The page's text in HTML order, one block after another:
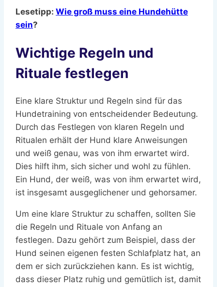
Lesetipp: Wie groß muss eine Hundehütte
sein?
Wichtige Regeln und
Rituale festlegen
Eine klare Struktur und Regeln sind für das
Hundetraining von entscheidender Bedeutung.
Durch das Festlegen von klaren Regeln und
Ritualen erhält der Hund klare Anweisungen
und weiß genau, was von ihm erwartet wird.
Dies hilft ihm, sich sicher und wohl zu fühlen.
Ein Hund, der weiß, was von ihm erwartet wird,
ist insgesamt ausgeglichener und gehorsamer.
Um eine klare Struktur zu schaffen, sollten Sie
die Regeln und Rituale von Anfang an
festlegen. Dazu gehört zum Beispiel, dass der
Hund seinen eigenen festen Schlafplatz hat, an
dem er sich zurückziehen kann. Es ist wichtig,
dass dieser Platz ruhig und gemütlich ist, damit